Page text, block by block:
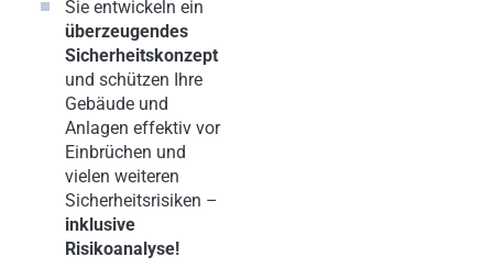
Sie entwickeln ein
überzeugendes
Sicherheitskonzept
und schützen Ihre
Gebäude und
Anlagen effektiv vor
Einbrüchen und
vielen weiteren
Sicherheitsrisiken –
inklusive
Risikoanalyse!